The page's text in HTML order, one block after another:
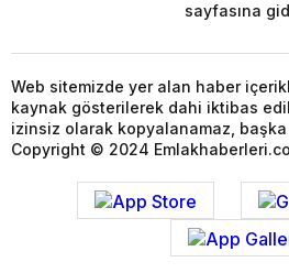
Kim
Konut Kredisi
Toki
Ticari Projeler
Sorumluluk Reddi
sayfasına
Web sitemizde yer alan haber
kaynak gösterilerek dahi iktibas
izinsiz olarak kopyalanamaz, başka
Copyright © 2024